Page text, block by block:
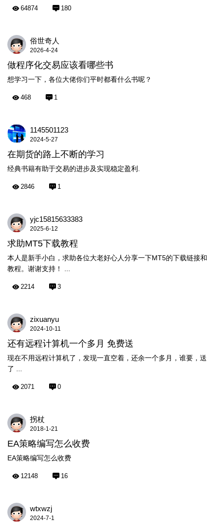
64874 180
俗世奇人
2026-4-24
做程序化交易应该看哪些书
想学习一下，各位大佬你们平时都看什么书呢？
468 1
1145501123
2024-5-27
在期货的路上不断的学习
经典书籍有助于交易的进步及实现稳定盈利.
2846 1
yjc15815633383
2025-6-12
求助MT5下载教程
本人是新手小白，求助各位大老好心人分享一下MT5的下载链接和
教程。谢谢支持！ ...
2214 3
zixuanyu
2024-10-11
还有远程计算机一个多月 免费送
现在不用远程计算机了，发现一直空着，还余一个多月，谁要，送
了 ...
2071 0
拐杖
2018-1-21
EA策略编写怎么收费
EA策略编写怎么收费
12148 16
wtxwzj
2024-7-1